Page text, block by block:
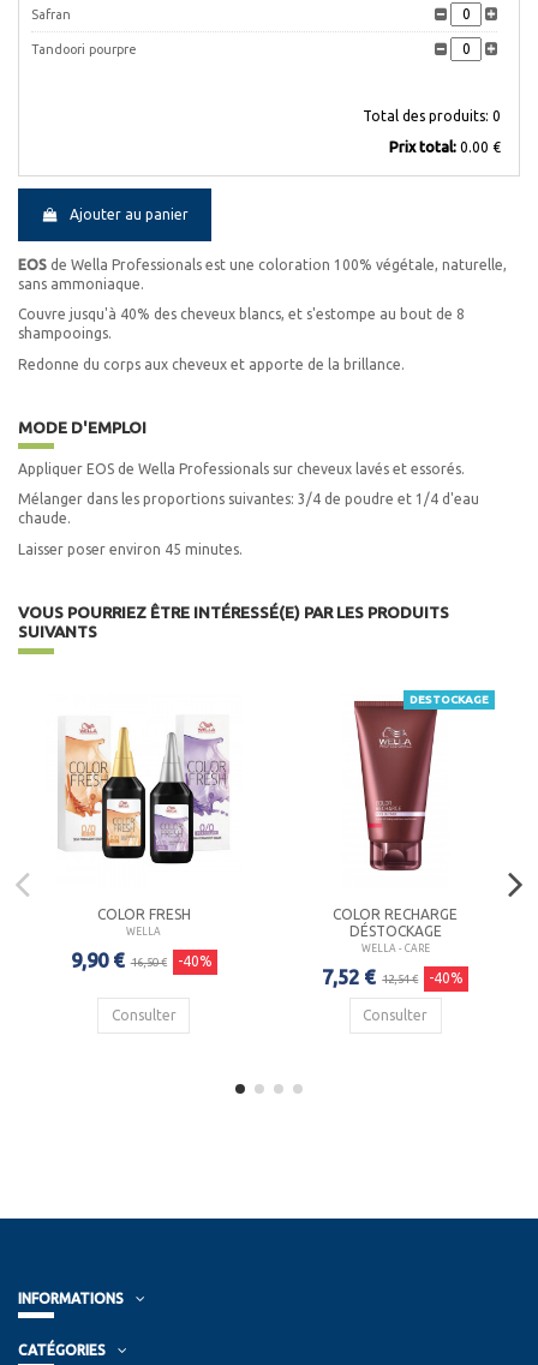
Safran
Tandoori pourpre
Total des produits: 0
Prix ​​total: 0.00 €
Ajouter au panier
EOS de Wella Professionals est une coloration 100% végétale, naturelle,
sans ammoniaque.
Couvre jusqu'à 40% des cheveux blancs, et s'estompe au bout de 8
shampooings.
Redonne du corps aux cheveux et apporte de la brillance.
MODE D'EMPLOI
Appliquer EOS de Wella Professionals sur cheveux lavés et essorés.
Mélanger dans les proportions suivantes: 3/4 de poudre et 1/4 d'eau
chaude.
Laisser poser environ 45 minutes.
VOUS POURRIEZ ÊTRE INTÉRESSÉ(E) PAR LES PRODUITS
SUIVANTS
COLOR FRESH
WELLA
9,90 € 16,50 € -40%
Consulter
DESTOCKAGE
COLOR RECHARGE
DÉSTOCKAGE
WELLA - CARE
7,52 € 12,54 € -40%
Consulter
INFORMATIONS
CATÉGORIES